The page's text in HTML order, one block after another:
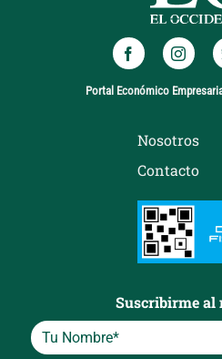
Portal Económico
Nosotros
Contacto
Suscribirme al